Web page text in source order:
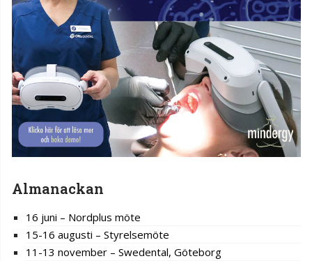
Almanackan
16 juni – Nordplus möte
15-16 augusti – Styrelsemöte
11-13 november – Swedental, Göteborg